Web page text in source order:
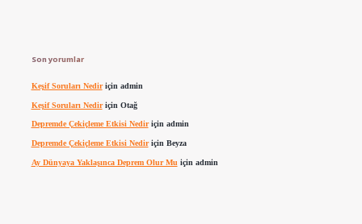
Son yorumlar
Keşif Soruları Nediriçin admin
Keşif Soruları Nediriçin Otağ
Depremde Çekiçleme Etkisi Nediriçin admin
Depremde Çekiçleme Etkisi Nediriçin Beyza
Ay Dünyaya Yaklaşınca Deprem Olur Mu için admin